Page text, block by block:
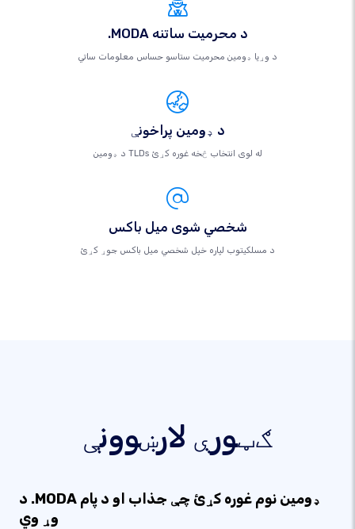
.MODA د محرمیت ساتنه
د وړیا ډومین محرمیت ستاسو حساس معلومات ساتي
د ډومین پراخونې
د ډومین TLDs له لوی انتخاب څخه غوره کړئ
شخصي شوی میل باکس
د مسلکيتوب لپاره خپل شخصي میل باکس جوړ کړئ
ګټورې لارښوونې
د .MODA ډومین نوم غوره کړئ چې جذاب او د پام
وړ وي